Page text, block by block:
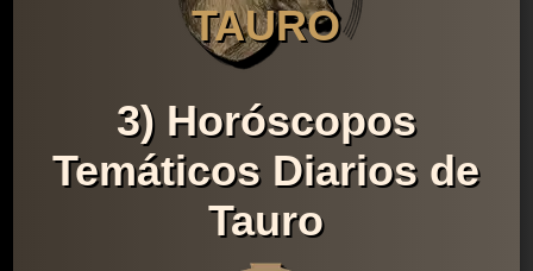
TAURO
3) Horóscopos
Temáticos Diarios de
Tauro